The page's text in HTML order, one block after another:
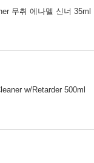
무취 에나멜 신너 35ml
w/Retarder 500ml